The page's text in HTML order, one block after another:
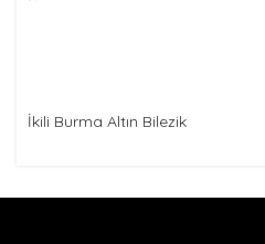
İkili Burma Altın Bilezik